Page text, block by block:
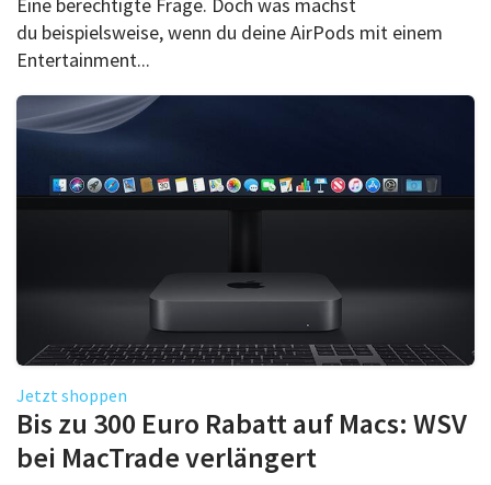
du beispielsweise, wenn du deine AirPods mit einem
Entertainment...
Jetzt shoppen
Bis zu 300 Euro Rabatt auf Macs: WSV
bei MacTrade verlängert